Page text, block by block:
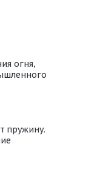
огня,
пружину.